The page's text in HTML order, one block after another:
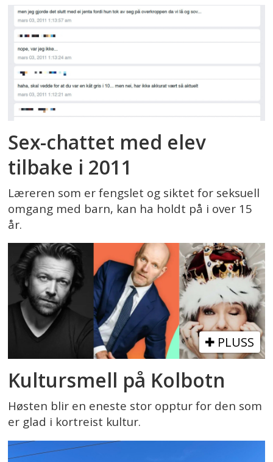
Sex-chattet med elev
tilbake i 2011
Læreren som er fengslet og siktet for seksuell
omgang med barn, kan ha holdt på i over 15
år.
PLUSS
Kultursmell på Kolbotn
Høsten blir en eneste stor opptur for den som
er glad i kortreist kultur.